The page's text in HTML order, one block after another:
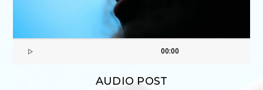
00:00
AUDIO POST